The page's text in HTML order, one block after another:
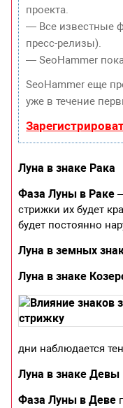
проекта.
— Все известные
пресс-релизы).
— SeoHammer
SeoHammer еще
уже в течение
Луна в знаке Рака
Фаза Луны в Раке
стрижки их будет
будет постоянно
Луна в земных
Луна в знаке
дни наблюдается
Луна в знаке Девы
Фаза Луны в Деве